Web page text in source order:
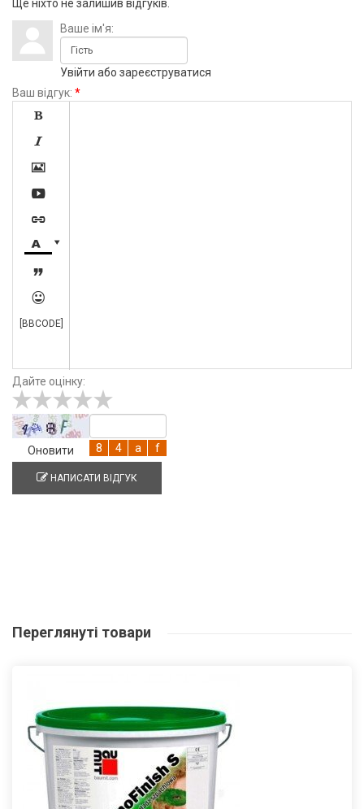
Ще ніхто не залишив відгуків.
Ваше ім'я:
Увійти або зареєструватися
Ваш відгук: *









[BBCODE]
Дайте оцінку:
Оновити
НАПИСАТИ ВІДГУК
Переглянуті товари